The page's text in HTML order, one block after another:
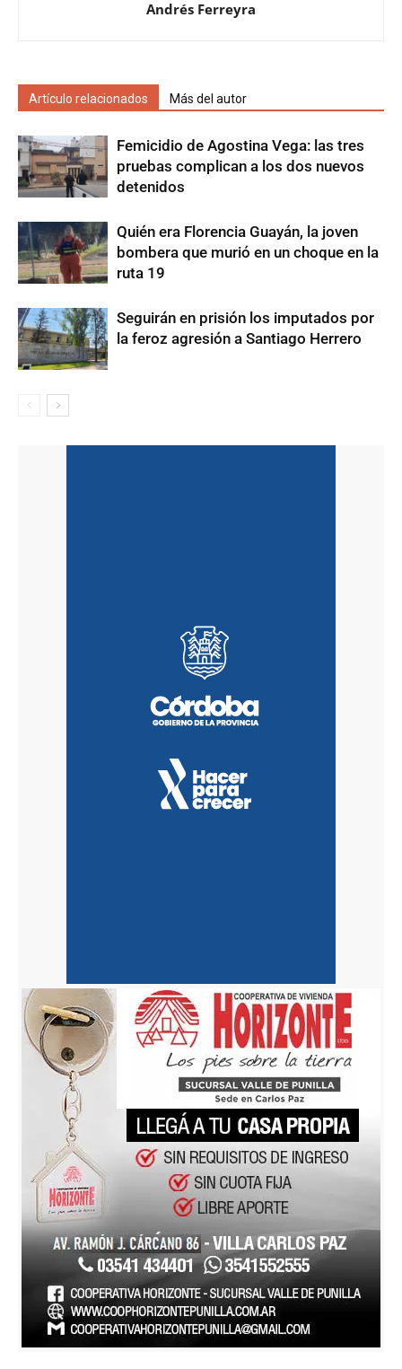
Andrés Ferreyra
Artículo relacionados Más del autor
Femicidio de Agostina Vega: las tres
pruebas complican a los dos nuevos
detenidos
Quién era Florencia Guayán, la joven
bombera que murió en un choque en la
ruta 19
Seguirán en prisión los imputados por
la feroz agresión a Santiago Herrero